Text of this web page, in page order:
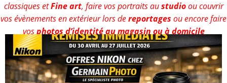
classiques etFine art, faire vos portraits austudioou couvrir
vos évènements en extérieur lors dereportages ou encore faire
vosphotos d’identité au magasin ou à domicile